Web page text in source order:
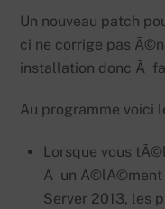
Un nouveau patch
ci ne corrige pas
installation donc Ã
Au programme voici
Lorsque vous
Ã un Ã©lÃ©ment
Server 2013, les